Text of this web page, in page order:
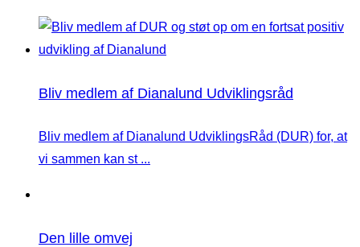
Bliv medlem af Dianalund Udviklingsråd
Bliv medlem af Dianalund UdviklingsRåd (DUR) for, at
vi sammen kan st ...
Den lille omvej